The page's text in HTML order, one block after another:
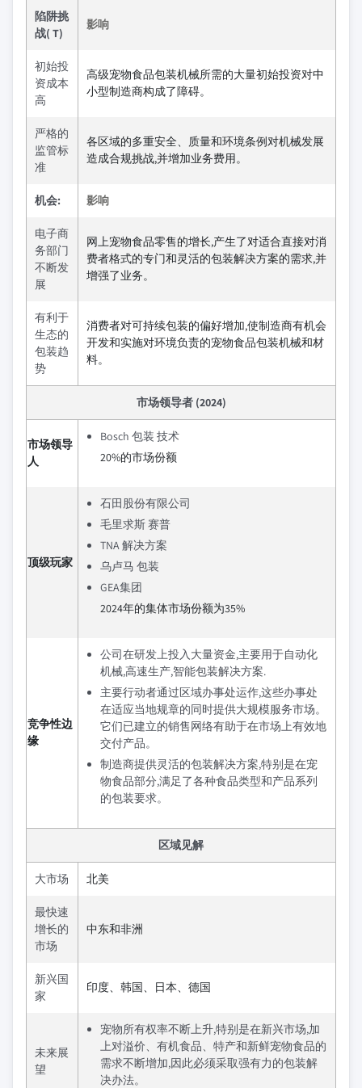
陷阱挑
战( T)
影响
初始投
资成本
高
高级宠物食品包装机械所需的大量初始投资对中
小型制造商构成了障碍。
严格的
监管标
准
各区域的多重安全、质量和环境条例对机械发展
造成合规挑战,并增加业务费用。
机会: 影响
电子商
务部门
不断发
展
网上宠物食品零售的增长,产生了对适合直接对消
费者格式的专门和灵活的包装解决方案的需求,并
增强了业务。
有利于
生态的
包装趋
势
消费者对可持续包装的偏好增加,使制造商有机会
开发和实施对环境负责的宠物食品包装机械和材
料。
市场领导者 (2024)
市场领导
人
Bosch 包装 技术
20%的市场份额
顶级玩家
石田股份有限公司
毛里求斯 赛普
TNA 解决方案
乌卢马 包装
GEA集团
2024年的集体市场份额为35%
竞争性边
缘
公司在研发上投入大量资金,主要用于自动化
机械,高速生产,智能包装解决方案.
主要行动者通过区域办事处运作,这些办事处
在适应当地规章的同时提供大规模服务市场。
它们已建立的销售网络有助于在市场上有效地
交付产品。
制造商提供灵活的包装解决方案,特别是在宠
物食品部分,满足了各种食品类型和产品系列
的包装要求。
区域见解
大市场 北美
最快速
增长的
市场
中东和非洲
新兴国
家
印度、韩国、日本、德国
未来展
望
宠物所有权率不断上升,特别是在新兴市场,加
上对溢价、有机食品、特产和新鲜宠物食品的
需求不断增加,因此必须采取强有力的包装解
决办法。